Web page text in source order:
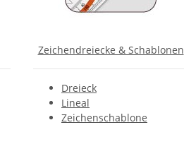
Zeichendreiecke & Schablonen
Dreieck
Lineal
Zeichenschablone